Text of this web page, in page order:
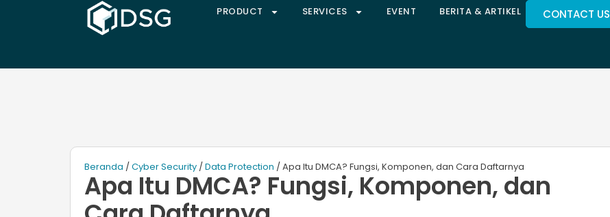
PRODUCT SERVICES EVENT BERITA & ARTIKEL CONTACT US
Beranda /Cyber Security /Data Protection / Apa Itu DMCA? Fungsi, Komponen, dan Cara Daftarnya
Apa Itu DMCA? Fungsi, Komponen, dan